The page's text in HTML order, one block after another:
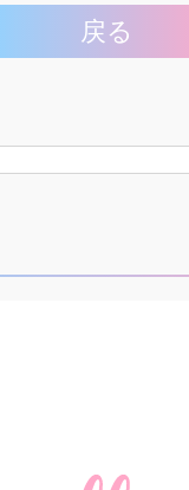
戻る